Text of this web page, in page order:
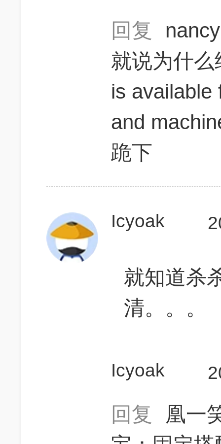
回复
就说为什
is available
and
跪下
Icyoak
就知道杀
清。。。
Icyoak
回复
凰一